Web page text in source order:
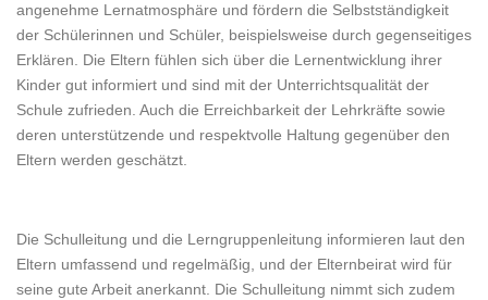
angenehme Lernatmosphäre und fördern die Selbstständigkeit
der Schülerinnen und Schüler, beispielsweise durch gegenseitiges
Erklären. Die Eltern fühlen sich über die Lernentwicklung ihrer
Kinder gut informiert und sind mit der Unterrichtsqualität der
Schule zufrieden. Auch die Erreichbarkeit der Lehrkräfte sowie
deren unterstützende und respektvolle Haltung gegenüber den
Eltern werden geschätzt.
Die Schulleitung und die Lerngruppenleitung informieren laut den
Eltern umfassend und regelmäßig, und der Elternbeirat wird für
seine gute Arbeit anerkannt. Die Schulleitung nimmt sich zudem